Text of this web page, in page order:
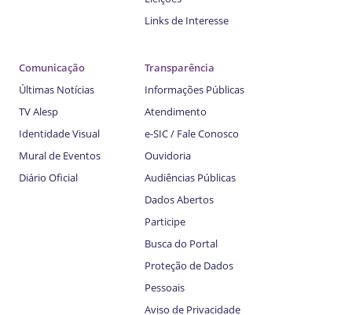
Links de Interesse
Comunicação
Últimas Notícias
TV Alesp
Identidade Visual
Mural de Eventos
Diário Oficial
Transparência
Informações Públicas
Atendimento
e-SIC / Fale Conosco
Ouvidoria
Audiências Públicas
Dados Abertos
Participe
Busca do Portal
Proteção de Dados
Pessoais
Aviso de Privacidade